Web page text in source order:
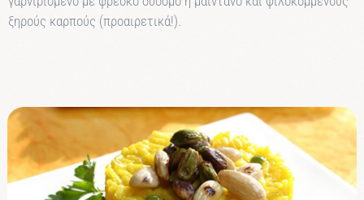
ξηρούς καρπούς (προαιρετικά!).